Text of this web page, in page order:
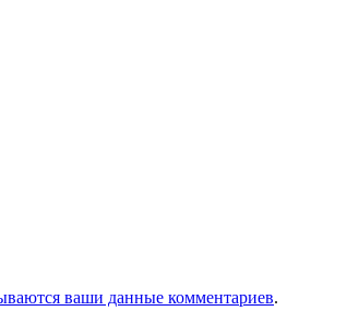
ваши данные комментариев.